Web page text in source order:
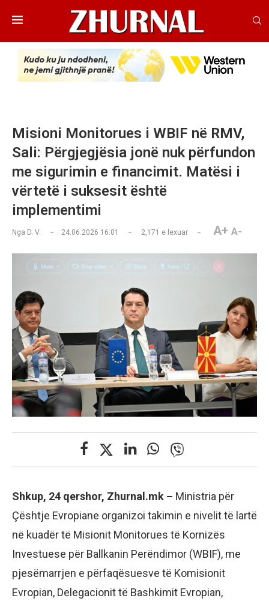
Misioni Monitorues i WBIF në RMV,
Sali: Përgjegjësia jonë nuk përfundon
me sigurimin e financimit. Matësi i
vërtetë i suksesit është
implementimi
Nga D. V. 24.06.2026 16:01 2,171 e lexuar A+ A-
Shkup, 24 qershor, Zhurnal.mk – Ministria për
Çështje Evropiane organizoi takimin e nivelit të lartë
në kuadër të Misionit Monitorues të Kornizës
Investuese për Ballkanin Perëndimor (WBIF), me
pjesëmarrjen e përfaqësuesve të Komisionit
Evropian, Delegacionit të Bashkimit Evropian,